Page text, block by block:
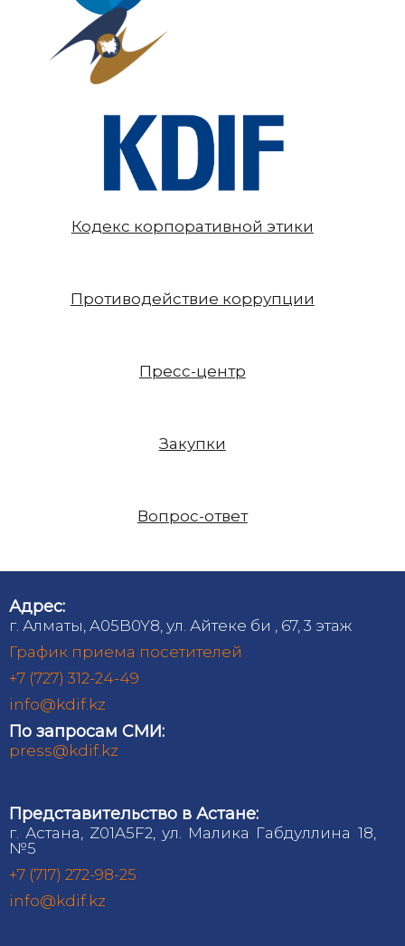
Кодекс корпоративной этики
Противодействие коррупции
Пресс-центр
Закупки
Вопрос-ответ
Адрес:
г. Алматы, A05B0Y8, ул. Айтеке би , 67, 3 этаж
График приема посетителей
+7 (727) 312-24-49
info@kdif.kz
По запросам СМИ:
press@kdif.kz
Представительство в Астане:
г. Астана, Z01A5F2, ул. Малика Габдуллина 18,
№5
+7 (717) 272-98-25
info@kdif.kz